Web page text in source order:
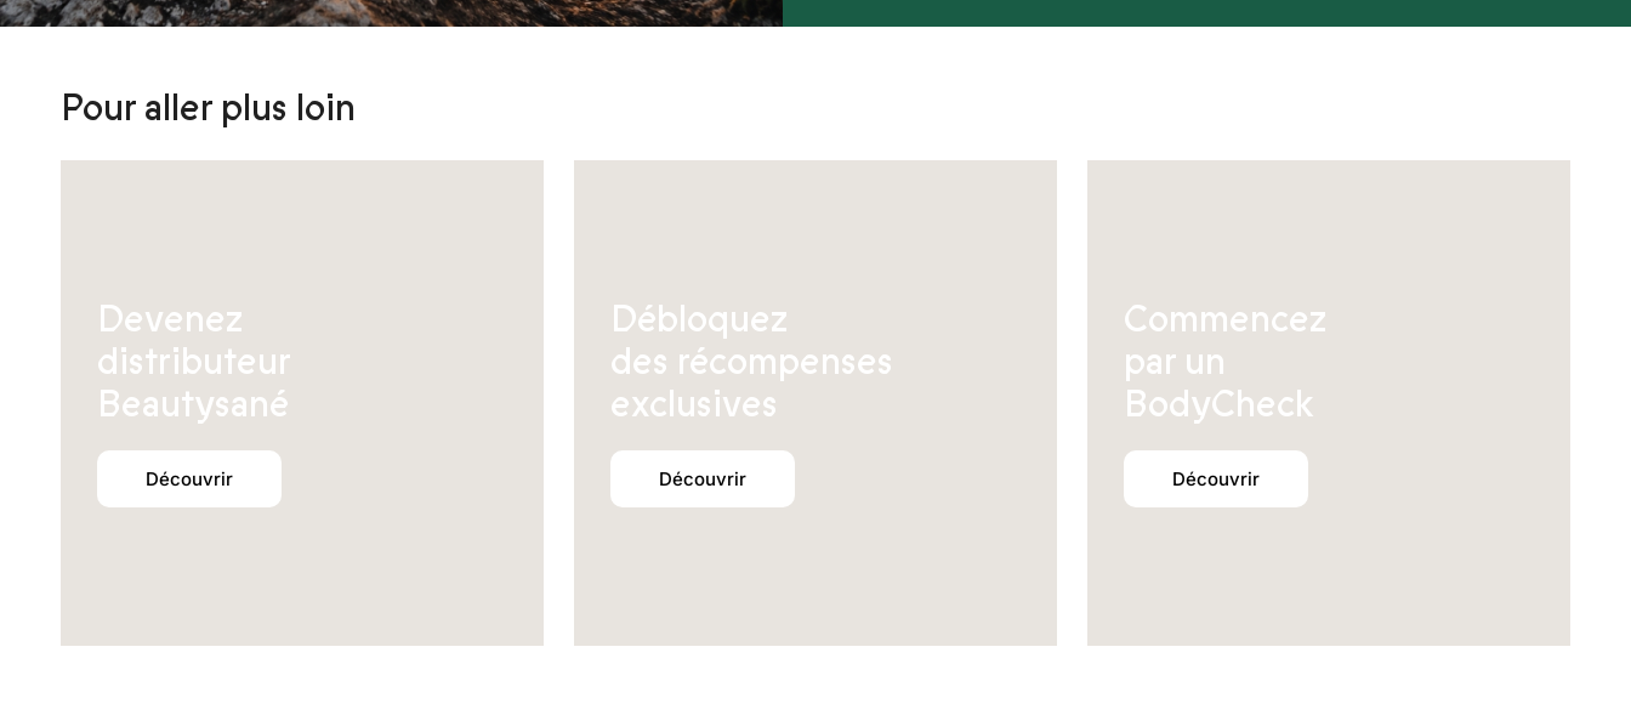
Pour aller plus loin
Devenez
distributeur
Beautysané
Découvrir
Débloquez
des récompenses
exclusives
Découvrir
Commencez
par un
BodyCheck
Découvrir